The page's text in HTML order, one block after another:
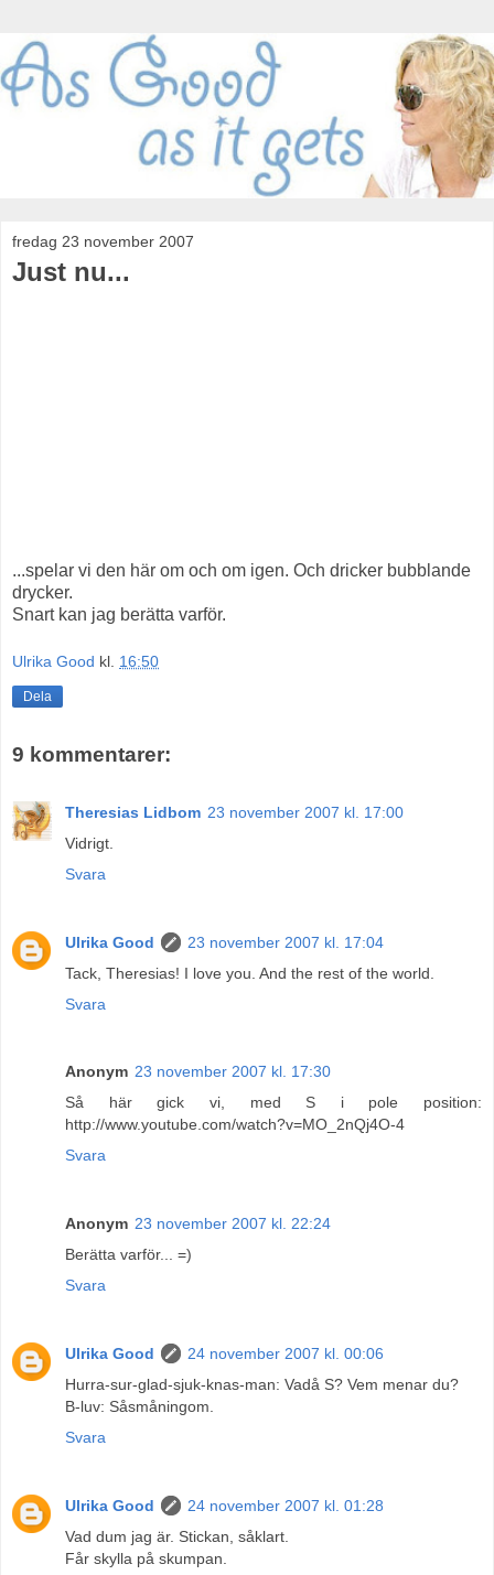
fredag 23 november 2007
Just nu...
...spelar vi den här om och om igen. Och dricker bubblande
drycker.
Snart kan jag berätta varför.
Ulrika Good kl. 16:50
Dela
9 kommentarer:
Theresias Lidbom 23 november 2007 kl. 17:00
Vidrigt.
Svara
Ulrika Good
23 november 2007 kl. 17:04
Tack, Theresias! I love you. And the rest of the world.
Svara
Anonym 23 november 2007 kl. 17:30
Så här gick vi, med S i pole position:
http://www.youtube.com/watch?v=MO_2nQj4O-4
Svara
Anonym 23 november 2007 kl. 22:24
Berätta varför... =)
Svara
Ulrika Good
24 november 2007 kl. 00:06
Hurra-sur-glad-sjuk-knas-man: Vadå S? Vem menar du?
B-luv: Såsmåningom.
Svara
Ulrika Good
24 november 2007 kl. 01:28
Vad dum jag är. Stickan, såklart.
Får skylla på skumpan.